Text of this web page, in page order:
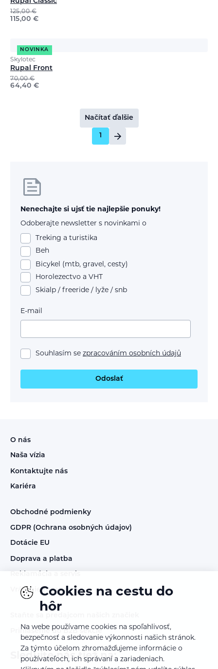
125,00€
115,00 €
NOVINKA
Skylotec
Rupal Front
70,00€
64,40 €
Načítať ďalšie
1
Nenechajte si ujsť tie najlepšie ponuky!
Odoberajte newsletter s novinkami o
Treking a turistika
Beh
Bicykel (mtb, gravel, cesty)
Horolezectvo a VHT
Skialp / freeride / lyže / snb
E-mail
Souhlasím se zpracováním osobních údajů
Odoslať
O nás
Naša vízia
Kontaktujte nás
Kariéra
Obchodné podmienky
GDPR (Ochrana osobných údajov)
Dotácie EU
Doprava a platba
Vrátenie tovaru
Prihlásenie do B2B sekcie
Sledujte nás tiež na:
Cookies na cestu do
hôr
Na webe používame cookies na spoľahlivosť,
bezpečnosť a sledovanie výkonnosti našich stránok.
Za týmto účelom zhromažďujeme informácie o
používateľoch, ich správaní a zariadeniach.